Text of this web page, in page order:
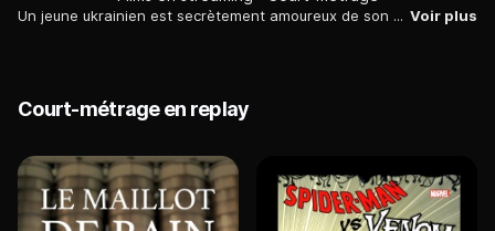
Un jeune ukrainien est secrètement amoureux de son meilleur ami. Ses parents, partis travailler en Espagne, lui annoncent qu'il va pouvoir les rejoindre. Voir plus
Court-métrage en replay